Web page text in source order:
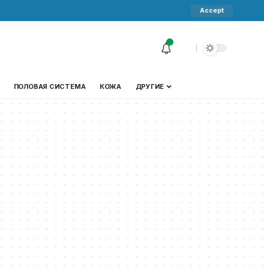
Accept
ПОЛОВАЯ СИСТЕМА КОЖА ДРУГИЕ